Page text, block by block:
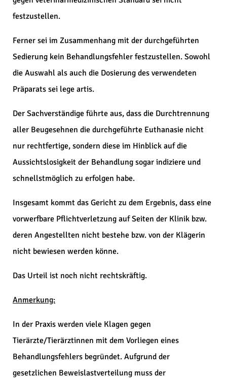
festzustellen.
Ferner sei im Zusammenhang mit der durchgeführten
Sedierung kein Behandlungsfehler festzustellen. Sowohl
die Auswahl als auch die Dosierung des verwendeten
Präparats sei lege artis.
Der Sachverständige führte aus, dass die Durchtrennung
aller Beugesehnen die durchgeführte Euthanasie nicht
nur rechtfertige, sondern diese im Hinblick auf die
Aussichtslosigkeit der Behandlung sogar indiziere und
schnellstmöglich zu erfolgen habe.
Insgesamt kommt das Gericht zu dem Ergebnis, dass eine
vorwerfbare Pflichtverletzung auf Seiten der Klinik bzw.
deren Angestellten nicht bestehe bzw. von der Klägerin
nicht bewiesen werden könne.
Das Urteil ist noch nicht rechtskräftig.
Anmerkung:
In der Praxis werden viele Klagen gegen
Tierärzte/Tierärztinnen mit dem Vorliegen eines
Behandlungsfehlers begründet. Aufgrund der
gesetzlichen Beweislastverteilung muss der